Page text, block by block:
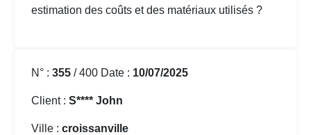
estimation des coûts et des matériaux utilisés ?
N° : 355 / 400 Date : 10/07/2025
Client : S**** John
Ville : croissanville